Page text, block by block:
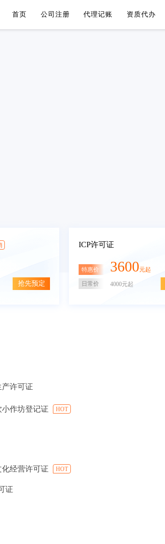
首页 公司注册 代理记账 资质代办
抢先预定
ICP许可证
特惠价 3600元起
日常价 4000元起
许可证
小作坊登记证 HOT
化经营许可证 HOT
证